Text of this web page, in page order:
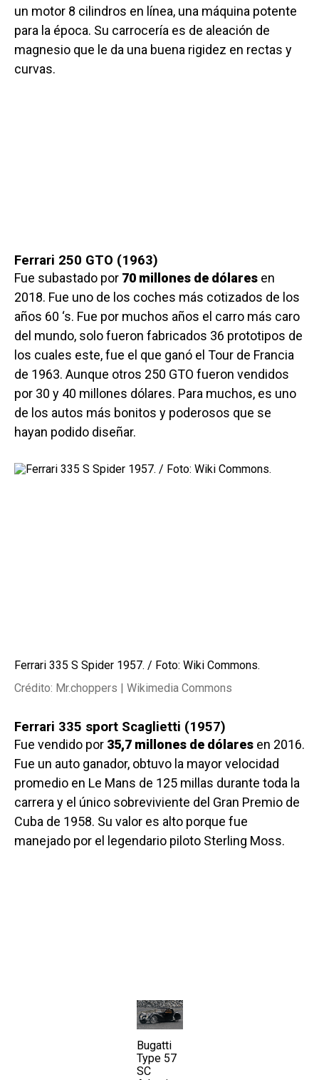
un motor 8 cilindros en línea, una máquina potente
para la época. Su carrocería es de aleación de
magnesio que le da una buena rigidez en rectas y
curvas.
Ferrari 250 GTO (1963)
Fue subastado por 70 millones de dólares en
2018. Fue uno de los coches más cotizados de los
años 60 ‘s. Fue por muchos años el carro más caro
del mundo, solo fueron fabricados 36 prototipos de
los cuales este, fue el que ganó el Tour de Francia
de 1963. Aunque otros 250 GTO fueron vendidos
por 30 y 40 millones dólares. Para muchos, es uno
de los autos más bonitos y poderosos que se
hayan podido diseñar.
Ferrari 335 S Spider 1957. / Foto: Wiki Commons.
Crédito: Mr.choppers | Wikimedia Commons
Ferrari 335 sport Scaglietti (1957)
Fue vendido por 35,7 millones de dólares en 2016.
Fue un auto ganador, obtuvo la mayor velocidad
promedio en Le Mans de 125 millas durante toda la
carrera y el único sobreviviente del Gran Premio de
Cuba de 1958. Su valor es alto porque fue
manejado por el legendario piloto Sterling Moss.
Bugatti
Type 57
SC